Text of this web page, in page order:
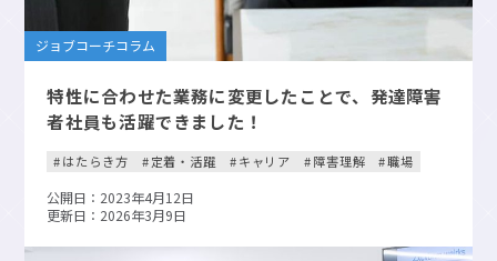
ジョブコーチコラム
特性に合わせた業務に変更したことで、発達障害
者社員も活躍できました！
はたらき方 定着・活躍 キャリア 障害理解 職場
公開日：2023年4月12日
更新日：2026年3月9日